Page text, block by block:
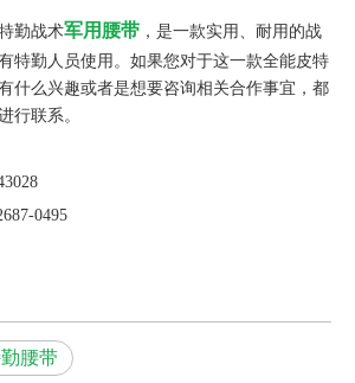
勤战术军用腰带 ，是一款实用、耐用的战
特勤人员使用。如果您对于这一款全能皮特
什么兴趣或者是想要咨询相关合作事宜，都
行联系。
0495
腰带